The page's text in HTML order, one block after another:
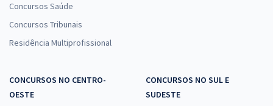
Concursos Saúde
Concursos Tribunais
Residência Multiprofissional
CONCURSOS NO CENTRO-
OESTE
CONCURSOS NO SUL E
SUDESTE